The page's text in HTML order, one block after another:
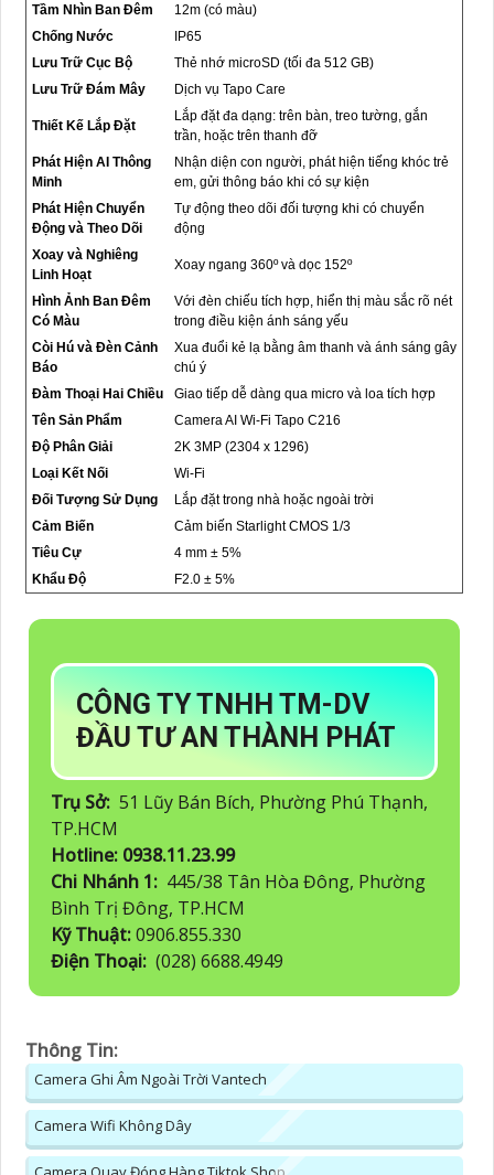
Tầm Nhìn Ban Đêm
12m (có màu)
Chống Nước
IP65
Lưu Trữ Cục Bộ
Thẻ nhớ microSD (tối đa 512 GB)
Lưu Trữ Đám Mây
Dịch vụ Tapo Care
Thiết Kế Lắp Đặt
Lắp đặt đa dạng: trên bàn, treo tường, gắn
trần, hoặc trên thanh đỡ
Phát Hiện AI Thông
Minh
Nhận diện con người, phát hiện tiếng khóc trẻ
em, gửi thông báo khi có sự kiện
Phát Hiện Chuyển
Động và Theo Dõi
Tự động theo dõi đối tượng khi có chuyển
động
Xoay và Nghiêng
Linh Hoạt
Xoay ngang 360º và dọc 152º
Hình Ảnh Ban Đêm
Có Màu
Với đèn chiếu tích hợp, hiển thị màu sắc rõ nét
trong điều kiện ánh sáng yếu
Còi Hú và Đèn Cảnh
Báo
Xua đuổi kẻ lạ bằng âm thanh và ánh sáng gây
chú ý
Đàm Thoại Hai Chiều
Giao tiếp dễ dàng qua micro và loa tích hợp
Tên Sản Phẩm
Camera AI Wi-Fi Tapo C216
Độ Phân Giải
2K 3MP (2304 x 1296)
Loại Kết Nối
Wi-Fi
Đối Tượng Sử Dụng
Lắp đặt trong nhà hoặc ngoài trời
Cảm Biến
Cảm biến Starlight CMOS 1/3
Tiêu Cự
4 mm ± 5%
Khẩu Độ
F2.0 ± 5%
CÔNG TY TNHH TM-DV
ĐẦU TƯ AN THÀNH PHÁT
Trụ Sở: 51 Lũy Bán Bích, Phường Phú Thạnh,
TP.HCM
Hotline: 0938.11.23.99
Chi Nhánh 1: 445/38 Tân Hòa Đông, Phường
Bình Trị Đông, TP.HCM
Kỹ Thuật:0906.855.330
Điện Thoại: (028) 6688.4949
Thông Tin:
Camera Ghi Âm Ngoài Trời Vantech
Camera Wifi Không Dây